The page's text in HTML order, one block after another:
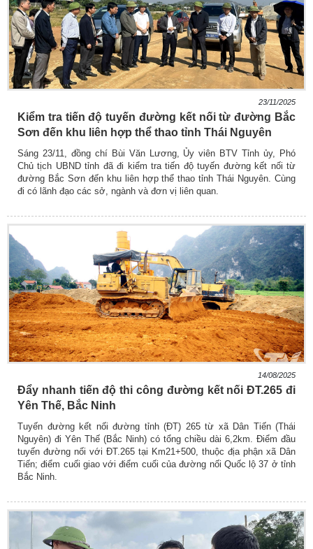
23/11/2025
Kiểm tra tiến độ tuyến đường kết nối từ đường Bắc
Sơn đến khu liên hợp thể thao tỉnh Thái Nguyên
Sáng 23/11, đồng chí Bùi Văn Lương, Ủy viên BTV Tỉnh ủy, Phó
Chủ tịch UBND tỉnh đã đi kiểm tra tiến độ tuyến đường kết nối từ
đường Bắc Sơn đến khu liên hợp thể thao tỉnh Thái Nguyên. Cùng
đi có lãnh đạo các sở, ngành và đơn vị liên quan.
14/08/2025
Đẩy nhanh tiến độ thi công đường kết nối ĐT.265 đi
Yên Thế, Bắc Ninh
Tuyến đường kết nối đường tỉnh (ĐT) 265 từ xã Dân Tiến (Thái
Nguyên) đi Yên Thế (Bắc Ninh) có tổng chiều dài 6,2km. Điểm đầu
tuyến đường nối với ĐT.265 tại Km21+500, thuộc địa phận xã Dân
Tiến; điểm cuối giao với điểm cuối của đường nối Quốc lộ 37 ở tỉnh
Bắc Ninh.